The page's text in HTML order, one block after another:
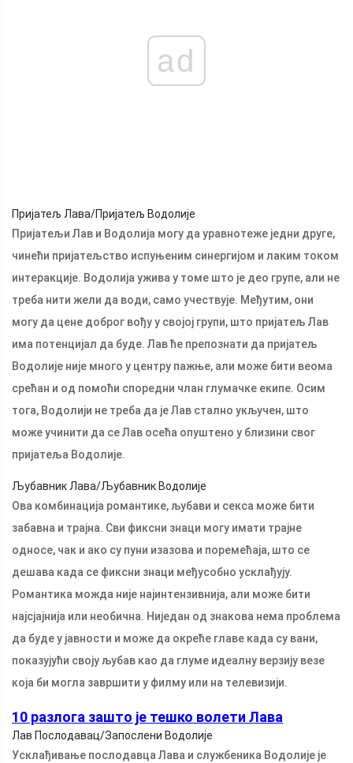
ad
Пријатељ Лава/Пријатељ Водолије
Пријатељи Лав и Водолија могу да уравнотеже једни друге,
чинећи пријатељство испуњеним синергијом и лаким током
интеракције. Водолија ужива у томе што је део групе, али не
треба нити жели да води, само учествује. Међутим, они
могу да цене доброг вођу у својој групи, што пријатељ Лав
има потенцијал да буде. Лав ће препознати да пријатељ
Водолије није много у центру пажње, али може бити веома
срећан и од помоћи споредни члан глумачке екипе. Осим
тога, Водолији не треба да је Лав стално укључен, што
може учинити да се Лав осећа опуштено у близини свог
пријатеља Водолије.
Љубавник Лава/Љубавник Водолије
Ова комбинација романтике, љубави и секса може бити
забавна и трајна. Сви фиксни знаци могу имати трајне
односе, чак и ако су пуни изазова и поремећаја, што се
дешава када се фиксни знаци међусобно усклађују.
Романтика можда није најинтензивнија, али може бити
најсјајнија или необична. Ниједан од знакова нема проблема
да буде у јавности и може да окреће главе када су вани,
показујући своју љубав као да глуме идеалну верзију везе
која би могла завршити у филму или на телевизији.
10 разлога зашто је тешко волети Лава
Лав Послодавац/Запослени Водолије
Усклађивање послодавца Лава и службеника Водолије је